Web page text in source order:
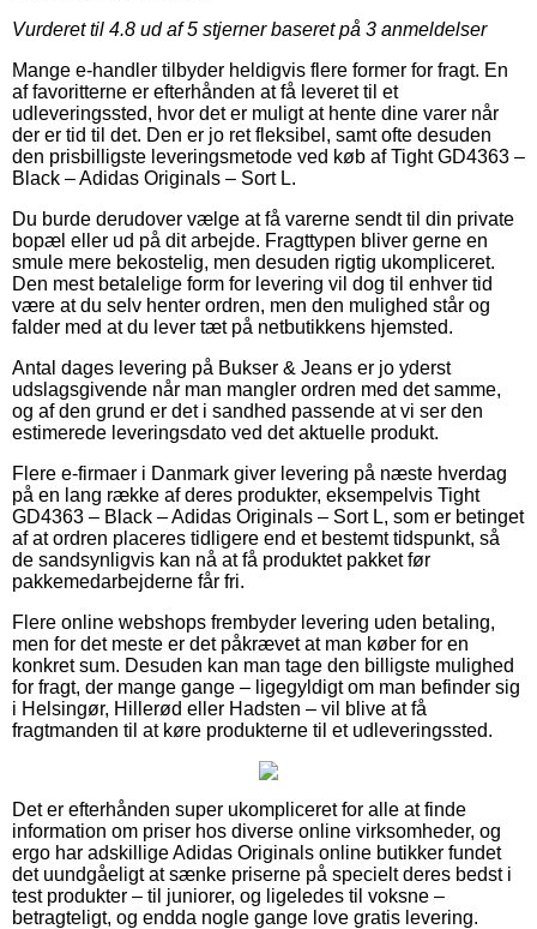
Vurderet til 4.8 ud af 5 stjerner baseret på 3 anmeldelser
Mange e-handler tilbyder heldigvis flere former for fragt. En
af favoritterne er efterhånden at få leveret til et
udleveringssted, hvor det er muligt at hente dine varer når
der er tid til det. Den er jo ret fleksibel, samt ofte desuden
den prisbilligste leveringsmetode ved køb af Tight GD4363 –
Black – Adidas Originals – Sort L.
Du burde derudover vælge at få varerne sendt til din private
bopæl eller ud på dit arbejde. Fragttypen bliver gerne en
smule mere bekostelig, men desuden rigtig ukompliceret.
Den mest betalelige form for levering vil dog til enhver tid
være at du selv henter ordren, men den mulighed står og
falder med at du lever tæt på netbutikkens hjemsted.
Antal dages levering på Bukser & Jeans er jo yderst
udslagsgivende når man mangler ordren med det samme,
og af den grund er det i sandhed passende at vi ser den
estimerede leveringsdato ved det aktuelle produkt.
Flere e-firmaer i Danmark giver levering på næste hverdag
på en lang række af deres produkter, eksempelvis Tight
GD4363 – Black – Adidas Originals – Sort L, som er betinget
af at ordren placeres tidligere end et bestemt tidspunkt, så
de sandsynligvis kan nå at få produktet pakket før
pakkemedarbejderne får fri.
Flere online webshops frembyder levering uden betaling,
men for det meste er det påkrævet at man køber for en
konkret sum. Desuden kan man tage den billigste mulighed
for fragt, der mange gange – ligegyldigt om man befinder sig
i Helsingør, Hillerød eller Hadsten – vil blive at få
fragtmanden til at køre produkterne til et udleveringssted.
Det er efterhånden super ukompliceret for alle at finde
information om priser hos diverse online virksomheder, og
ergo har adskillige Adidas Originals online butikker fundet
det uundgåeligt at sænke priserne på specielt deres bedst i
test produkter – til juniorer, og ligeledes til voksne –
betragteligt, og endda nogle gange love gratis levering.